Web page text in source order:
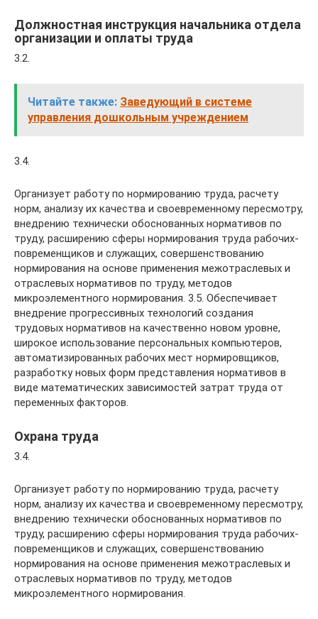
Должностная инструкция начальника отдела
организации и оплаты труда
3.2.
Читайте также: Заведующий в системе
управления дошкольным учреждением
3.4.
Организует работу по нормированию труда, расчету
норм, анализу их качества и своевременному пересмотру,
внедрению технически обоснованных нормативов по
труду, расширению сферы нормирования труда рабочих-
повременщиков и служащих, совершенствованию
нормирования на основе применения межотраслевых и
отраслевых нормативов по труду, методов
микроэлементного нормирования. 3.5. Обеспечивает
внедрение прогрессивных технологий создания
трудовых нормативов на качественно новом уровне,
широкое использование персональных компьютеров,
автоматизированных рабочих мест нормировщиков,
разработку новых форм представления нормативов в
виде математических зависимостей затрат труда от
переменных факторов.
Охрана труда
3.4.
Организует работу по нормированию труда, расчету
норм, анализу их качества и своевременному пересмотру,
внедрению технически обоснованных нормативов по
труду, расширению сферы нормирования труда рабочих-
повременщиков и служащих, совершенствованию
нормирования на основе применения межотраслевых и
отраслевых нормативов по труду, методов
микроэлементного нормирования.